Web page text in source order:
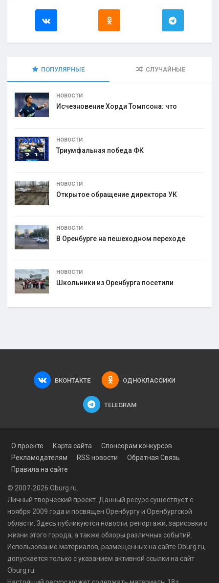
ПОПУЛЯРНЫЕ СЛУЧАЙНЫЕ
НОВОСТИ
Исчезновение Хорди Томпсона: что
НОВОСТИ
Триумфальная победа ФК
НОВОСТИ
Открытое обращение директора УК
НОВОСТИ
В Оренбурге на пешеходном переходе
НОВОСТИ
Школьники из Оренбурга посетили
ВКОНТАКТЕ ОДНОКЛАССИКИ
TELEGRAM
О проекте Карта сайта
Спонсорам конкурсов
Рекламодателям
RSS новости
Обратная Связь
Правила на сайте
© 2007-2026 Oburg.ru.
Личный творческий проект. Данный ресурс существует с
ноября 2009 года и посвящен Оренбургу и Оренбургской
области. Здесь публикуются новости, репортажи, зарисовки о
жизни этого города, а также обзоры различных событий.
Использование материалов, размещенных на сайте Oburg.ru,
допускается только с указанием активной ссылки на сайт
Oburg.ru.